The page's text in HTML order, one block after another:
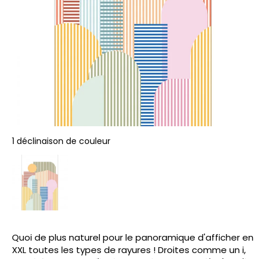
1 déclinaison de couleur
Quoi de plus naturel pour le panoramique d'afficher en
XXL toutes les types de rayures ! Droites comme un i,